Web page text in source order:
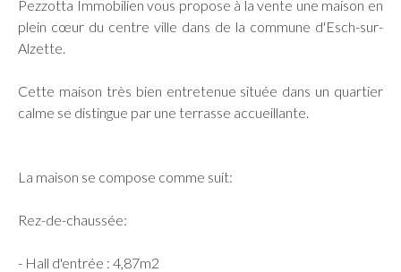
Pezzotta Immobilien vous propose à la vente une maison en
plein cœur du centre ville dans de la commune d'Esch-sur-
Alzette.
Cette maison très bien entretenue située dans un quartier
calme se distingue par une terrasse accueillante.
La maison se compose comme suit:
Rez-de-chaussée:
- Hall d'entrée : 4,87m2